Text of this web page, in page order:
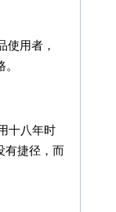
使用者，
十八年时
有捷径，而